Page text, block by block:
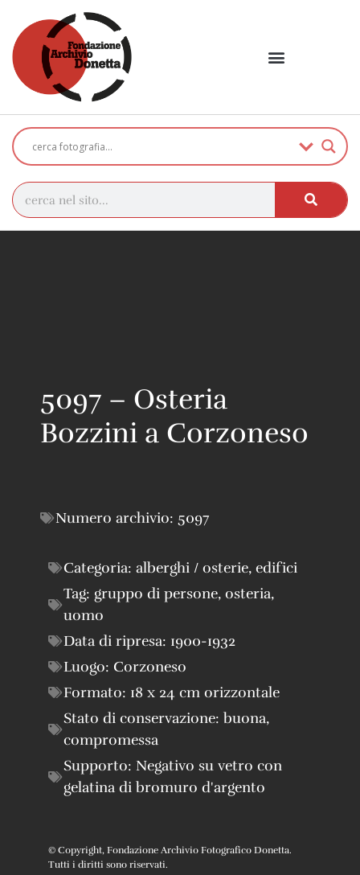
5097 – Osteria
Bozzini a Corzoneso
Numero archivio: 5097
Categoria: alberghi / osterie, edifici
Tag: gruppo di persone, osteria,
uomo
Data di ripresa: 1900-1932
Luogo: Corzoneso
Formato: 18 x 24 cm orizzontale
Stato di conservazione: buona,
compromessa
Supporto: Negativo su vetro con
gelatina di bromuro d'argento
© Copyright, Fondazione Archivio Fotografico Donetta.
Tutti i diritti sono riservati.